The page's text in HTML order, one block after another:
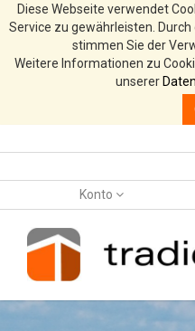
Diese Webseite verwendet
Service zu gewährleisten.
stimmen Sie der
Weitere Informationen zu
unserer
Konto